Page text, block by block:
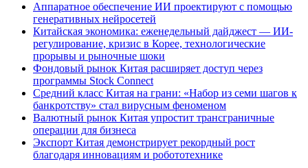
Аппаратное обеспечение ИИ проектируют с помощью
генеративных нейросетей
Китайская экономика: еженедельный дайджест — ИИ-
регулирование, кризис в Корее, технологические
прорывы и рыночные шоки
Фондовый рынок Китая расширяет доступ через
программы Stock Connect
Средний класс Китая на грани: «Набор из семи шагов к
банкротству» стал вирусным феноменом
Валютный рынок Китая упростит трансграничные
операции для бизнеса
Экспорт Китая демонстрирует рекордный рост
благодаря инновациям и робототехнике